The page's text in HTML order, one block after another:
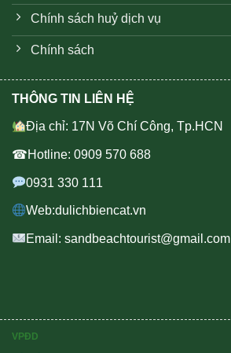
Chính sách huỷ dịch vụ
Chính sách
THÔNG TIN LIÊN HỆ
Địa chỉ: 17N Võ Chí Công, Tp.HCN
☎Hotline: 0909 570 688
0931 330 111
Web:dulichbiencat.vn
Email: sandbeachtourist@gmail.com
VPĐD